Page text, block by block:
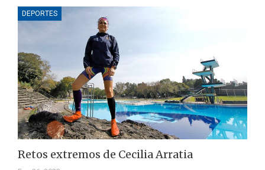
DEPORTES
Retos extremos de Cecilia Arratia